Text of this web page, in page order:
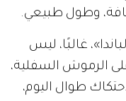
وطول طبيعي.
غالبًا، ليس
الرموش السفلية،
طوال اليوم،